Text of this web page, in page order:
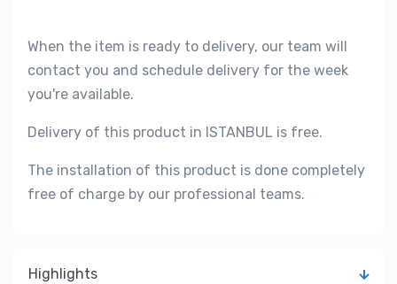
When the item is ready to delivery, our team will
contact you and schedule delivery for the week
you're available.
Delivery of this product in ISTANBUL is free.
The installation of this product is done completely
free of charge by our professional teams.
Highlights